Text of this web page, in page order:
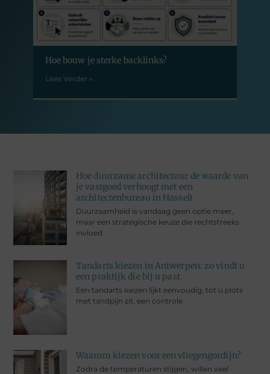
Hoe bouw je sterke backlinks?
Lees Verder »
Hoe duurzame architectuur de waarde van
je vastgoed verhoogt met een
architectenbureau in Hasselt
Duurzaamheid is vandaag geen optie meer,
maar een strategische keuze die rechtstreeks
invloed
Tandarts kiezen in Antwerpen: zo vindt u
een praktijk die bij u past
Een tandarts kiezen lijkt eenvoudig, tot u plots
met tandpijn zit, een controle
Waarom kiezen voor een vliegengordijn?
Zodra de temperaturen stijgen, willen veel